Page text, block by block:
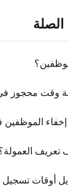
وقت محجوز
الموظفين
تعريف
أوقات